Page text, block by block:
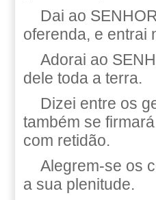
Dai ao
oferenda, e entrai
Adorai ao
dele toda a terra.
Dizei entre os
também se
com retidão.
Alegrem-se os
a sua plenitude.